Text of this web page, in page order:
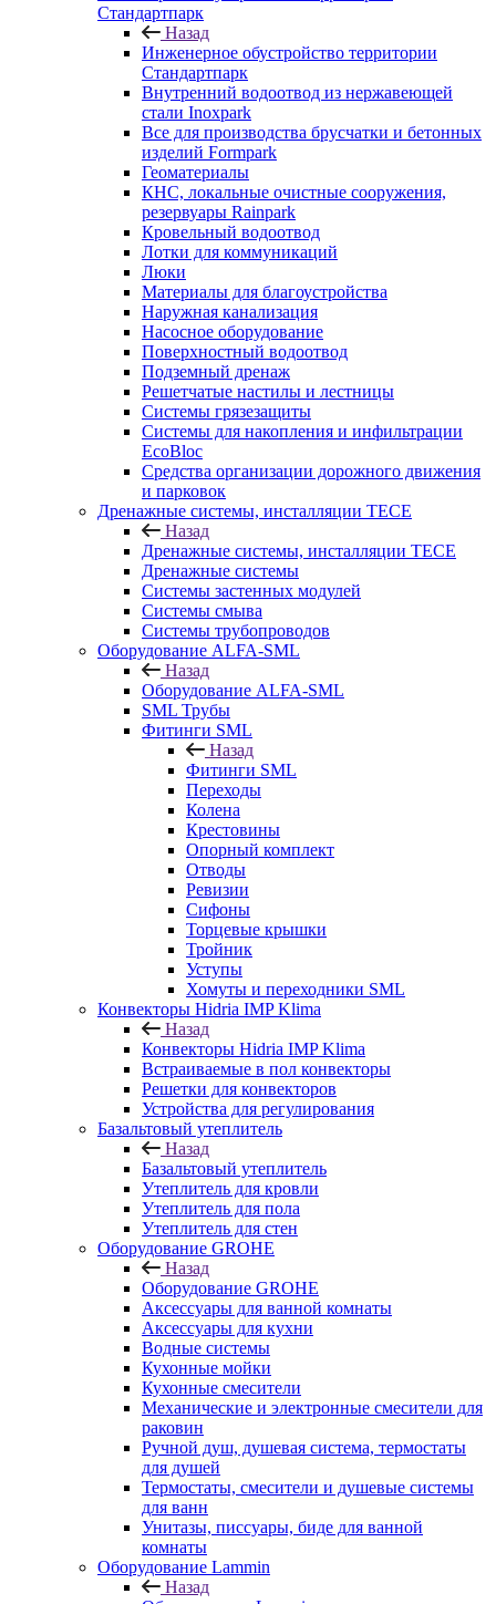
Стандартпарк
Назад
Инженерное обустройство территории
Стандартпарк
Внутренний водоотвод из нержавеющей
стали Inoxpark
Все для производства брусчатки и бетонных
изделий Formpark
Геоматериалы
КНС, локальные очистные сооружения,
резервуары Rainpark
Кровельный водоотвод
Лотки для коммуникаций
Люки
Материалы для благоустройства
Наружная канализация
Насосное оборудование
Поверхностный водоотвод
Подземный дренаж
Решетчатые настилы и лестницы
Системы грязезащиты
Системы для накопления и инфильтрации
EcoBloc
Средства организации дорожного движения
и парковок
Дренажные системы, инсталляции TECE
Назад
Дренажные системы, инсталляции TECE
Дренажные системы
Системы застенных модулей
Системы смыва
Системы трубопроводов
Оборудование ALFA-SML
Назад
Оборудование ALFA-SML
SML Трубы
Фитинги SML
Назад
Фитинги SML
Переходы
Колена
Крестовины
Опорный комплект
Отводы
Ревизии
Сифоны
Торцевые крышки
Тройник
Уступы
Хомуты и переходники SML
Конвекторы Hidria IMP Klima
Назад
Конвекторы Hidria IMP Klima
Встраиваемые в пол конвекторы
Решетки для конвекторов
Устройства для регулирования
Базальтовый утеплитель
Назад
Базальтовый утеплитель
Утеплитель для кровли
Утеплитель для пола
Утеплитель для стен
Оборудование GROHE
Назад
Оборудование GROHE
Аксессуары для ванной комнаты
Аксессуары для кухни
Водные системы
Кухонные мойки
Кухонные смесители
Механические и электронные смесители для
раковин
Ручной душ, душевая система, термостаты
для душей
Термостаты, смесители и душевые системы
для ванн
Унитазы, писсуары, биде для ванной
комнаты
Оборудование Lammin
Назад